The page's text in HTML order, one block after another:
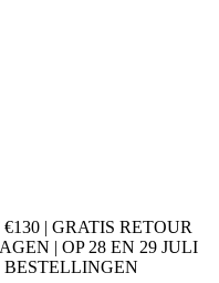
| GRATIS RETOUR
| OP 28 EN 29 JULI